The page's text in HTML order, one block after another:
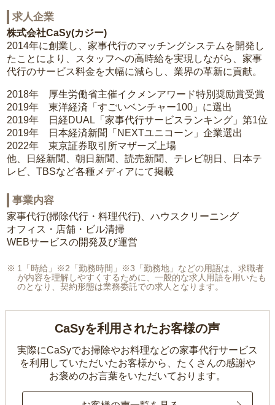
求人企業
株式会社CaSy(カジー)
2014年に創業し、家事代行のマッチングシステムを開発し
たことにより、スタッフへの高時給を実現しながら、家事
代行のサービス料金を大幅に減らし、業界の革新に貢献。
2018年 厚生労働省主催イクメンアワード特別奨励賞受賞
2019年 東洋経済「すごいベンチャー100」に選出
2019年 日経DUAL「家事代行サービスランキング」第1位
2019年 日本経済新聞「NEXTユニコーン」企業選出
2022年 東京証券取引所マザーズ上場
他、日経新聞、朝日新聞、読売新聞、テレビ朝日、日本テ
レビ、TBSなど各種メディアにて掲載
事業内容
家事代行(掃除代行・料理代行)、ハウスクリーニング
オフィス・店舗・ビル清掃
WEBサービスの開発及び運営
1「時給」※2「勤務時間」※3「勤務地」などの用語は、求職者
が内容を理解しやすくするために、一般的な求人用語を用いたも
のとなり、契約形態は業務委託での求人となります。
CaSyを利用されたお客様の声
実際にCaSyでお掃除やお料理などの家事代行サービス
を利用していただいたお客様から、 たくさんの感謝や
お褒めのお言葉をいただいております。